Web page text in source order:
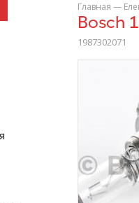
Главная —
1987302071